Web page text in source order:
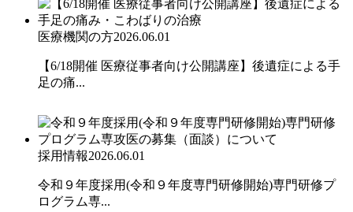
医療機関の方2026.06.01
【6/18開催 医療従事者向け公開講座】後遺症による手
足の痛...
採用情報2026.06.01
令和９年度採用(令和９年度専門研修開始)専門研修プ
ログラム専...